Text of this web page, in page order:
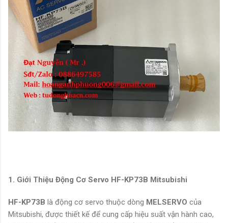
1. Giới Thiệu Động Cơ Servo HF-KP73B Mitsubishi
HF-KP73B là động cơ servo thuộc dòng MELSERVO của
Mitsubishi, được thiết kế để cung cấp hiệu suất vận hành cao,